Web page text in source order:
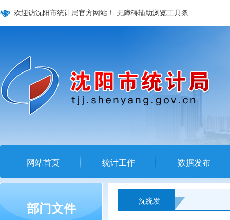
欢迎访沈阳市统计局官方网站！ 无障碍辅助浏览工具条
网站首页 统计工作 数据发布
部门文件
沈统发